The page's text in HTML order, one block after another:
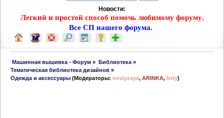
Новости:
Легкий и простой способ помочь любимому форуму.
Все СП нашего форума.
Машинная вышивка - Форум » Библиотека»
Тематическая библиотека дизайнов »
Одежда и аксессуары (Модераторы:nestyzaya,ARINKA,ledy)